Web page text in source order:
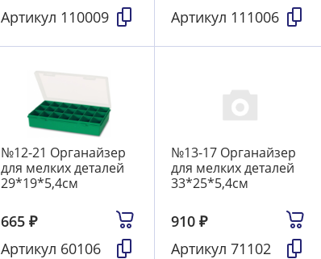
Артикул 110009
Артикул 111006
№12-21 Органайзер
для мелких деталей
29*19*5,4см
665 ₽
Артикул 60106
№13-17 Органайзер
для мелких деталей
33*25*5,4см
910 ₽
Артикул 71102